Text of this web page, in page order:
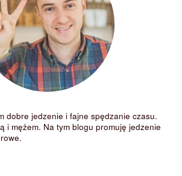
dobre jedzenie i fajne spędzanie czasu.
i mężem. Na tym blogu promuję jedzenie